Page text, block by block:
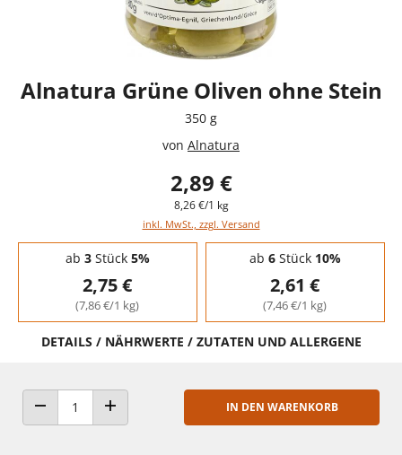
Alnatura Grüne Oliven ohne Stein
350 g
von Alnatura
2,89 €
8,26 €/1 kg
inkl. MwSt., zzgl. Versand
Staffelpreise - Mengenrabatt
ab 3Stück 5%
2,75 €
(7,86 €/1 kg)
ab 6Stück 10%
2,61 €
(7,46 €/1 kg)
DETAILS / NÄHRWERTE / ZUTATEN UND ALLERGENE
ANZAHL VERRINGERNANZAHL ERHÖHEN
IN DEN WARENKORB